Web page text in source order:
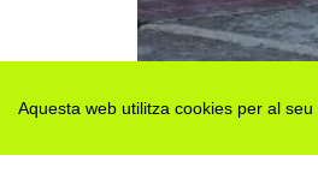
Aquesta web utilitza cookies per al seu